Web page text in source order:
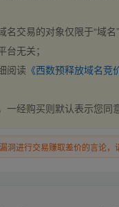
交易的对象仅限于“域
无关；
阅读 《西数预释放域名竞
经购买则默认表示您同
进行交易赚取差价的言论